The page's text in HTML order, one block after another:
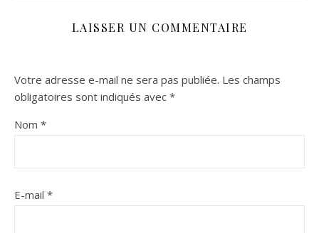
LAISSER UN COMMENTAIRE
Votre adresse e-mail ne sera pas publiée. Les champs
obligatoires sont indiqués avec *
Nom *
E-mail *